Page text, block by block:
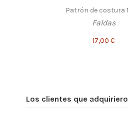
Patrón de costura
Faldas
17,00 €
Los clientes que